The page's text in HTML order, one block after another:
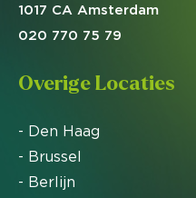
1017 CA Amsterdam
020 770 75 79
Overige Locaties
- Den Haag
- Brussel
- Berlijn